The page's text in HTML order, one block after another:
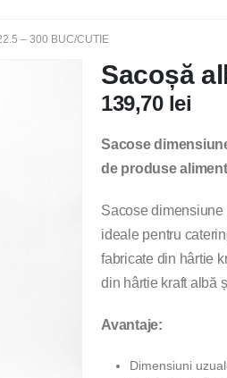
– 300 BUC/CUTIE
Sacoșă
139,70 lei
Sacose
de produse
Sacose
ideale pentru
fabricate din hârtie
din hârtie kraft albă
Avantaje:
Dimensiuni